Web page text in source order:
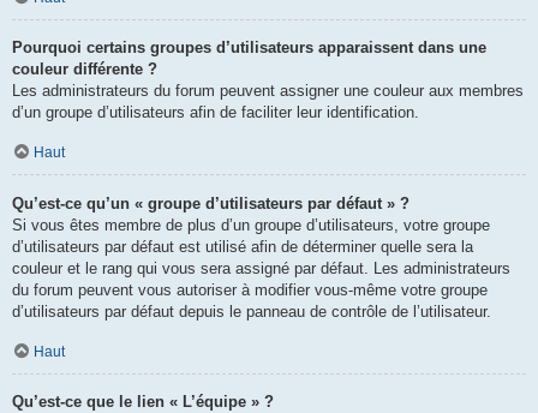
Pourquoi certains groupes d’utilisateurs apparaissent dans une
couleur différente ?
Les administrateurs du forum peuvent assigner une couleur aux membres
d’un groupe d’utilisateurs afin de faciliter leur identification.
Haut
Qu’est-ce qu’un « groupe d’utilisateurs par défaut » ?
Si vous êtes membre de plus d’un groupe d’utilisateurs, votre groupe
d’utilisateurs par défaut est utilisé afin de déterminer quelle sera la
couleur et le rang qui vous sera assigné par défaut. Les administrateurs
du forum peuvent vous autoriser à modifier vous-même votre groupe
d’utilisateurs par défaut depuis le panneau de contrôle de l’utilisateur.
Haut
Qu’est-ce que le lien « L’équipe » ?